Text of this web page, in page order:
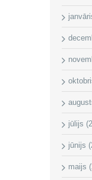
jūlijs
jūnijs
maijs